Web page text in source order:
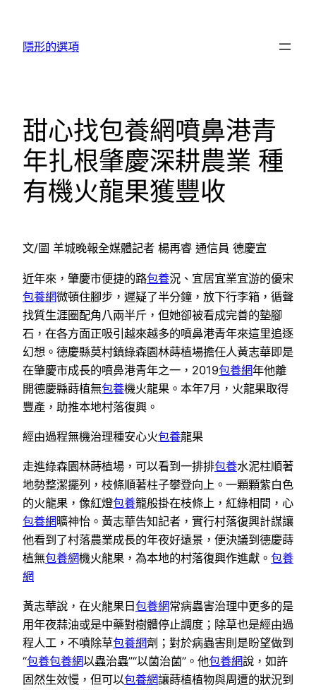
隱形的選項
甜心找包養網噴鼻港青
年扎根肇慶深耕農業 種
有機火龍果獲豐收
文/圖 羊城晚報全媒體記者 楊再睿 通信員 德慶宣
近年來，肇慶市便捷的路包養況、宜居宜業宜游的優宋
包養網微頓住腳步，遲疑了半分鐘，放下行李箱，循聲
找質生涯圈配角八兩半斤，但她卻被看成完善的墊腳
石，在各方面正吸引越來越多的噴鼻港青年來這里追逐
幻想。德慶縣莫村鎮綠森園林蒔植場擔任人黃志華即是
在肇慶市成長的噴鼻港青年之一，2019包養網年他離
開德慶縣蒔植無包養機火龍果。本年7月，火龍果取得
豐產，助推本地村落復興。
經由過程無機治理種安心火包養龍果
走進綠森園林蒔植場，可以看到一排排包養水泥柱順著
地勢整潔擺列，枝條順著柱子攀登向上。一顆顆紫白色
的火龍果，像紅燈包養籠般掛在枝條上，紅綠相間，心
包養網曠神怡。黃志華告知記者，實行村落復興計謀讓
他看到了村落農業成長的年夜好遠景，便決議到德慶蒔
植無包養網機火龍果，為本地的村落復興作進獻。 包養
網
黃志華說，在火龍果日包養網常病蟲害治理中更多的是
用年夜蒜油或是中藥對樹體停止調度；除草也是經由過
程人工，不噴除草包養網劑；對於病蟲害則是盼望做到
“包養包養網以蟲治蟲”“以菌治菌”。他包養網說，如許
固然生效慢，但可以包養網讓蒔植植物與周遭的狀況到